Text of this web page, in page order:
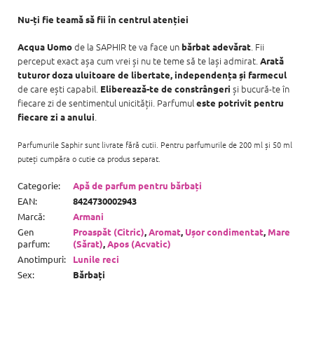
Nu-ți fie teamă să fii în centrul atenției
Acqua Uomode la SAPHIR te va face un bărbat adevărat. Fii
perceput exact așa cum vrei și nu te teme să te lași admirat.Arată
tuturor doza uluitoare de libertate, independența și farmecul
de care ești capabil. Eliberează-te de constrângeri și bucură-te în
fiecare zi de sentimentul unicității. Parfumuleste potrivit pentru
fiecare zi a anului.
Parfumurile Saphir sunt livrate fără cutii. Pentru parfumurile de 200 ml și 50 ml
puteți cumpăra o cutie ca produs separat.
Categorie:
Apă de parfum pentru bărbați
EAN:
8424730002943
Marcă:
Armani
Gen
parfum:
Proaspăt (Citric),Aromat, Ușor condimentat,Mare
(Sărat),Apos (Acvatic)
Anotimpuri:
Lunile reci
Sex: Bărbați